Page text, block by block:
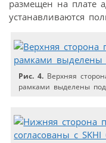
размещен на плате
устанавливаются
Рис. 4. Верхняя
рамками выделены